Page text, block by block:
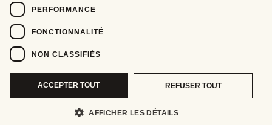
PERFORMANCE
FONCTIONNALITÉ
NON CLASSIFIÉS
ACCEPTER TOUT REFUSER TOUT
AFFICHER LES DÉTAILS